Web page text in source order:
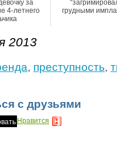
за
4-летнего
грудными
2013
, преступность,
с друзьями
Нравится